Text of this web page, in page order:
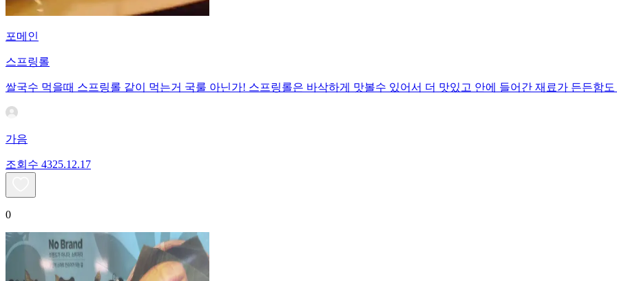
포메인
스프링롤
쌀국수 먹을때 스프링롤 같이 먹는거 국룰 아닌가! 스프링롤은 바삭하게 맛볼수 있어서 더 맛있고 안에 들어간 재료가 든든함
가음
조회수 4325.12.17
0